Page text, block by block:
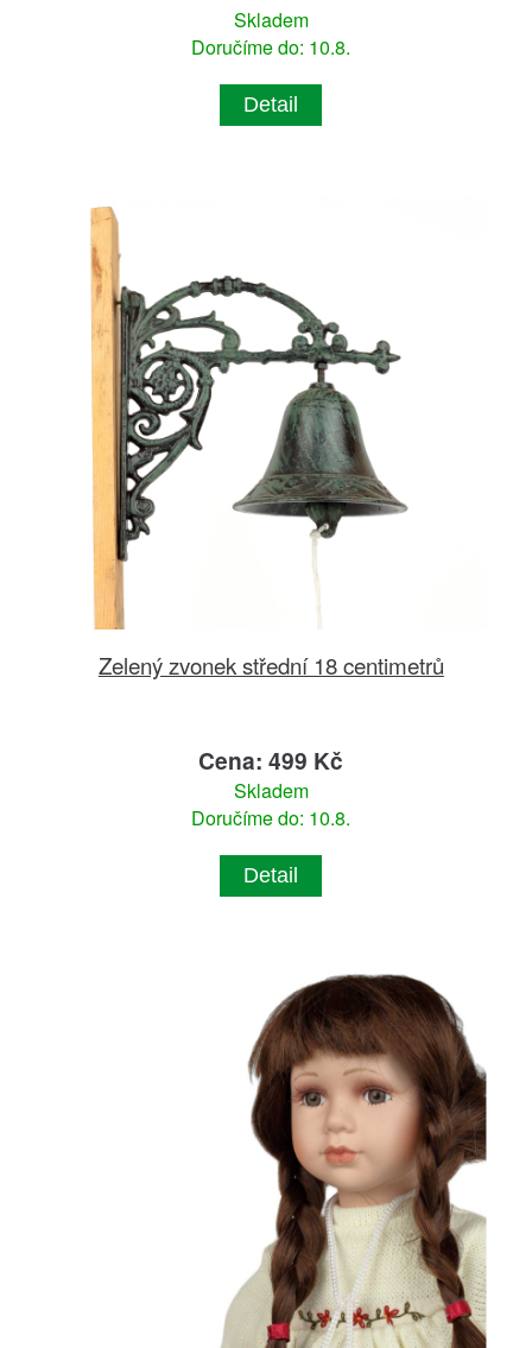
Skladem
Doručíme do: 10.8.
Detail
Zelený zvonek střední 18 centimetrů
Cena: 499 Kč
Skladem
Doručíme do: 10.8.
Detail